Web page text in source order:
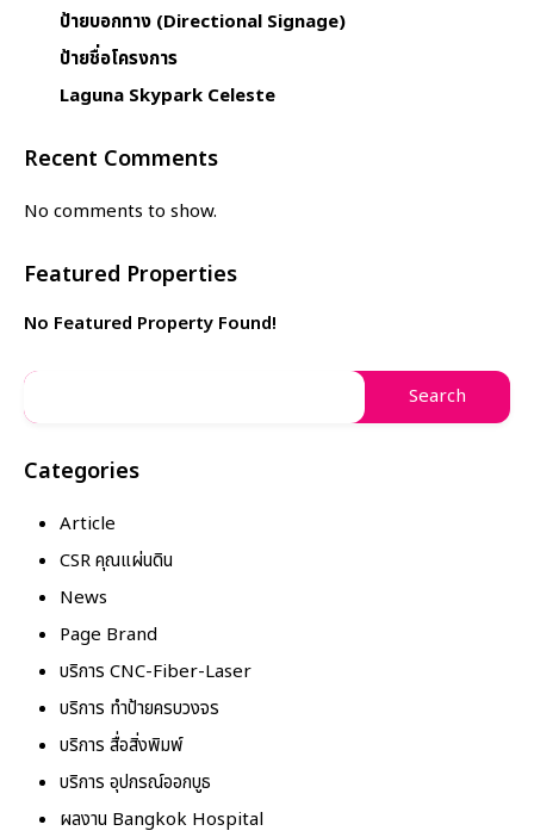
ป้ายบอกทาง (Directional Signage)
ป้ายชื่อโครงการ
Laguna Skypark Celeste
Recent Comments
No comments to show.
Featured Properties
No Featured Property Found!
Categories
Article
CSR คุณแผ่นดิน
News
Page Brand
บริการ CNC-Fiber-Laser
บริการ ทำป้ายครบวงจร
บริการ สื่อสิ่งพิมพ์
บริการ อุปกรณ์ออกบูธ
ผลงาน Bangkok Hospital